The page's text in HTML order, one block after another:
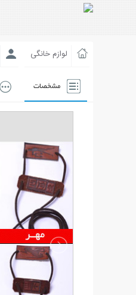
لوازم خانگی
مشخصات